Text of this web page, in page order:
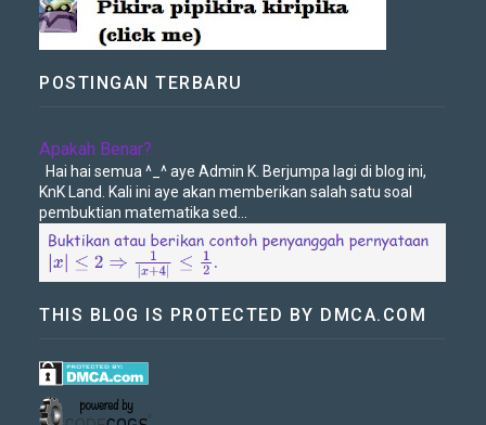
POSTINGAN TERBARU
Apakah Benar?
Hai hai semua ^_^ aye Admin K. Berjumpa lagi di blog ini,
KnK Land. Kali ini aye akan memberikan salah satu soal
pembuktian matematika sed...
THIS BLOG IS PROTECTED BY DMCA.COM